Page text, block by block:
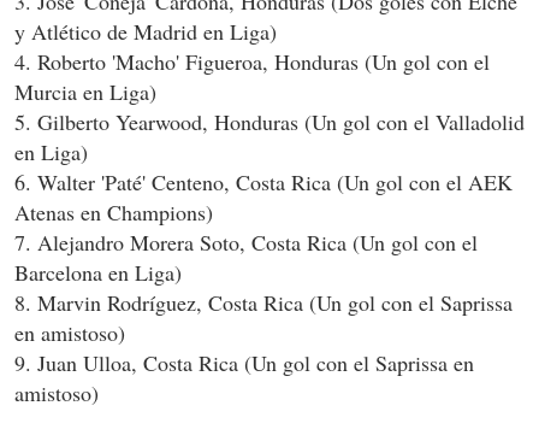
y Atlético de Madrid en Liga)
4. Roberto 'Macho' Figueroa, Honduras (Un gol con el
Murcia en Liga)
5. Gilberto Yearwood, Honduras (Un gol con el Valladolid
en Liga)
6. Walter 'Paté' Centeno, Costa Rica (Un gol con el AEK
Atenas en Champions)
7. Alejandro Morera Soto, Costa Rica (Un gol con el
Barcelona en Liga)
8. Marvin Rodríguez, Costa Rica (Un gol con el Saprissa
en amistoso)
9. Juan Ulloa, Costa Rica (Un gol con el Saprissa en
amistoso)